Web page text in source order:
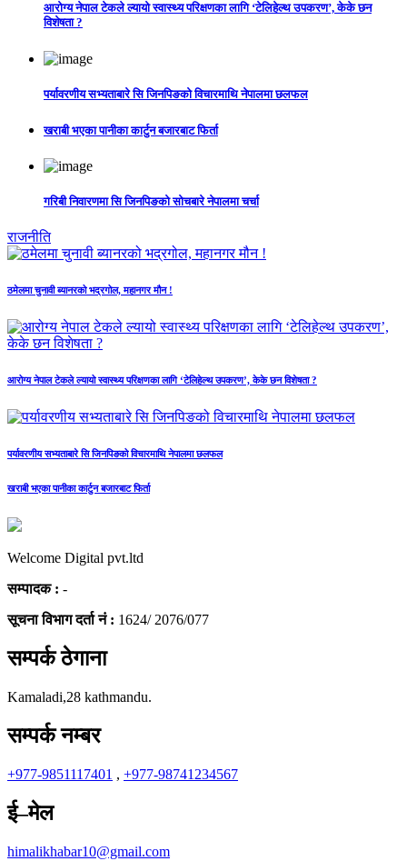
आरोग्य नेपाल टेकले ल्यायो स्वास्थ्य परिक्षणका लागि ‘टेलिहेल्थ उपकरण’, केके छन
विशेषता ?
पर्यावरणीय सभ्यताबारे सि जिनपिङको विचारमाथि नेपालमा छलफल
खराबी भएका पानीका कार्टुन बजारबाट फिर्ता
गरिबी निवारणमा सि जिनपिङको सोचबारे नेपालमा चर्चा
राजनीति
ठमेलमा चुनावी ब्यानरको भद्रगोल, महानगर मौन !
आरोग्य नेपाल टेकले ल्यायो स्वास्थ्य परिक्षणका लागि ‘टेलिहेल्थ उपकरण’, केके छन विशेषता ?
पर्यावरणीय सभ्यताबारे सि जिनपिङको विचारमाथि नेपालमा छलफल
खराबी भएका पानीका कार्टुन बजारबाट फिर्ता
Welcome Digital pvt.ltd
सम्पादक : -
सूचना विभाग दर्ता नं : 1624/ 2076/077
सम्पर्क ठेगाना
Kamaladi,28 kathmandu.
सम्पर्क नम्बर
+977-9851117401 , +977-98741234567
ई–मेल
himalikhabar10@gmail.com